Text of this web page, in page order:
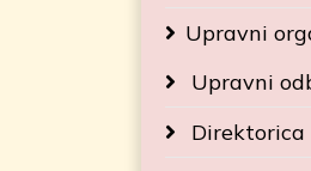
Upravni
Upravni
Direktorica